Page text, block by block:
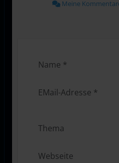
Meine